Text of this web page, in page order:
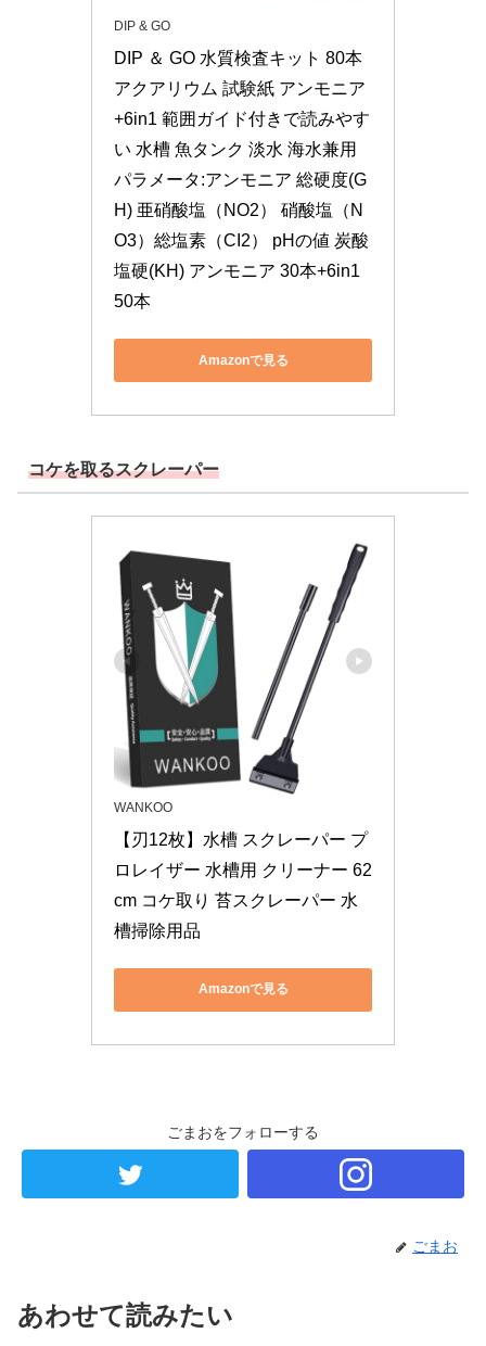
DIP & GO
DIP ＆ GO 水質検査キット 80本
アクアリウム 試験紙 アンモニア
+6in1 範囲ガイド付きで読みやす
い 水槽 魚タンク 淡水 海水兼用
パラメータ:アンモニア 総硬度(G
H) 亜硝酸塩（NO2） 硝酸塩（N
O3）総塩素（CI2） pHの値 炭酸
塩硬(KH) アンモニア 30本+6in1
50本
Amazonで見る
コケを取るスクレーパー
WANKOO
【刃12枚】水槽 スクレーパー プ
ロレイザー 水槽用 クリーナー 62
cm コケ取り 苔スクレーパー 水
槽掃除用品
Amazonで見る
ごまおをフォローする
ごまお
あわせて読みたい